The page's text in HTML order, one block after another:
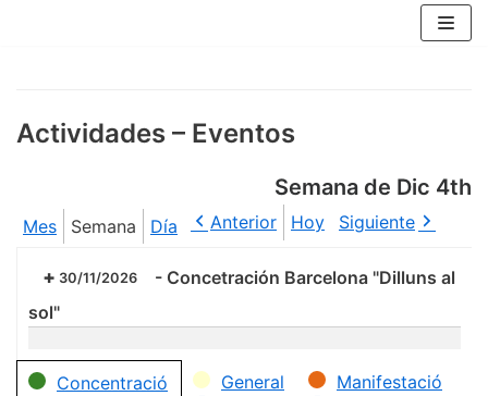
Actividades – Eventos
Semana de Dic 4th
Mes Semana Día Anterior Hoy Siguiente
30/11/2026 - Concetración Barcelona "Dilluns al
sol"
Categorías
Concentració General Manifestació